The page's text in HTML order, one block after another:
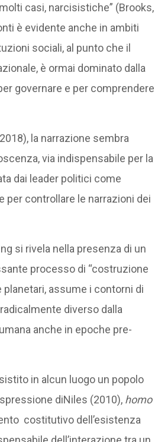
casi, narcisistiche” (Brooks,
è evidente anche in ambiti
sociali, al punto che il
è ormai dominato dalla
governare e per comprendere
la narrazione sembra
via indispensabile per la
dai leader politici come
controllare le narrazioni dei
si rivela nella presenza di un
processo di “costruzione
planetari, assume i contorni di
diverso dalla
anche in epoche pre-
in alcun luogo un popolo
diNiles (2010), homo
costitutivo dell’esistenza